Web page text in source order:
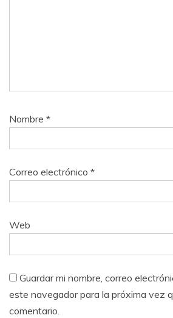
Nombre *
Correo electrónico *
Web
Guardar mi nombre, correo
este navegador para la próxima vez
comentario.